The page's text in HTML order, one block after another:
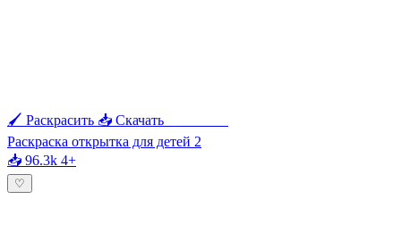
🖌 Раскрасить 📥 Скачать
Раскраска открытка для детей 2
📥 96.3k 4+
♡